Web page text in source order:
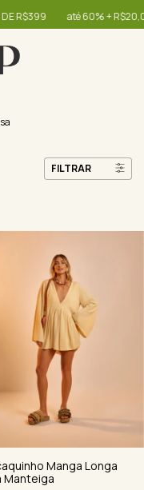
60% + R$20,00 OFF - use o
FILTRAR
Manga Longa
Manteiga